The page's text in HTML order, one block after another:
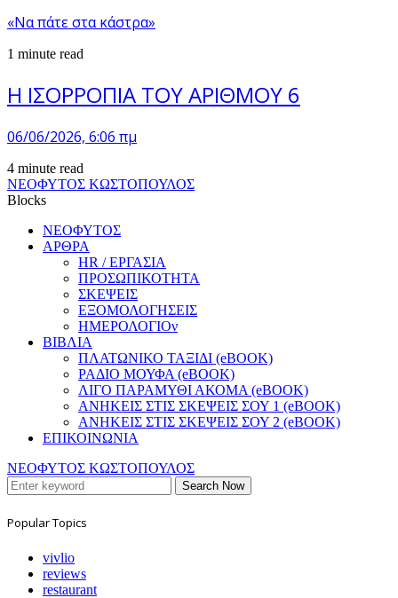
«Να πάτε στα κάστρα»
1 minute read
Η ΙΣΟΡΡΟΠΙΑ ΤΟΥ ΑΡΙΘΜΟΥ 6
06/06/2026, 6:06 πμ
4 minute read
ΝΕΟΦΥΤΟΣ ΚΩΣΤΟΠΟΥΛΟΣ
Blocks
ΝΕΟΦΥΤΟΣ
ΑΡΘΡΑ
HR / ΕΡΓΑΣΙΑ
ΠΡΟΣΩΠΙΚΟΤΗΤΑ
ΣΚΕΨΕΙΣ
ΕΞΟΜΟΛΟΓΗΣΕΙΣ
ΗΜΕΡΟΛΟΓΙΟν
ΒΙΒΛΙΑ
ΠΛΑΤΩΝΙΚΟ ΤΑΞΙΔΙ (eBOOK)
ΡΑΔΙΟ ΜΟΥΦΑ (eBOOK)
ΛΙΓΟ ΠΑΡΑΜΥΘΙ ΑΚΟΜΑ (eBOOK)
ΑΝΗΚΕΙΣ ΣΤΙΣ ΣΚΕΨΕΙΣ ΣΟΥ 1 (eBOOK)
ΑΝΗΚΕΙΣ ΣΤΙΣ ΣΚΕΨΕΙΣ ΣΟΥ 2 (eBOOK)
ΕΠΙΚΟΙΝΩΝΙΑ
ΝΕΟΦΥΤΟΣ ΚΩΣΤΟΠΟΥΛΟΣ
Search Now
Popular Topics
vivlio
reviews
restaurant